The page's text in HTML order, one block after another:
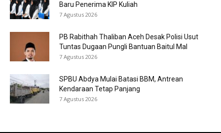
Baru Penerima KIP Kuliah
7 Agustus 2026
PB Rabithah Thaliban Aceh Desak Polisi Usut
Tuntas Dugaan Pungli Bantuan Baitul Mal
7 Agustus 2026
SPBU Abdya Mulai Batasi BBM, Antrean
Kendaraan Tetap Panjang
7 Agustus 2026